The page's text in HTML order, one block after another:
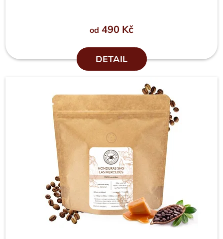
od 490 Kč
DETAIL